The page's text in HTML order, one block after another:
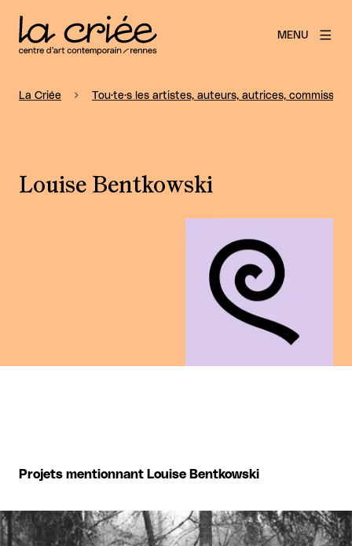
MENU
La Criée Tou·te·s les artistes, auteurs, autrices,
Louise Bentkowski
Projets mentionnant Louise Bentkowski